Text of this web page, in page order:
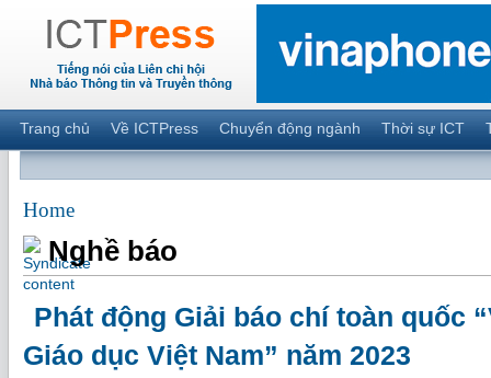
Trang chủ Về ICTPress Chuyển động ngành Thời sự ICT
Home
Nghề báo
Phát động Giải báo chí toàn quốc
Giáo dục Việt Nam” năm 2023